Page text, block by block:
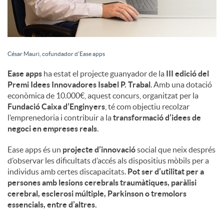
César Mauri, cofundador d’Ease apps
Ease apps ha estat el projecte guanyador de la III edició del
Premi Idees Innovadores Isabel P. Trabal. Amb una dotació
econòmica de 10.000€, aquest concurs, organitzat per la
Fundació Caixa d’Enginyers , té com objectiu recolzar
l’emprenedoria i contribuir a latransformació d’idees de
negoci en empreses reals.
Ease apps és un projecte d’innovaciósocial que neix després
d’observar les dificultats d’accés als dispositius mòbils per a
individus amb certes discapacitats. Pot ser d’utilitat per a
persones amb lesions cerebrals traumàtiques, paràlisi
cerebral, esclerosi múltiple, Parkinson o tremolors
essencials, entre d’altres.